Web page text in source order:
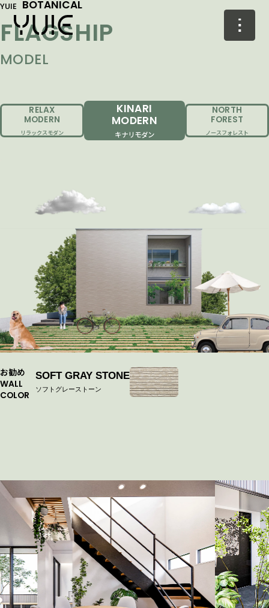
YUIE BOTANICAL
FLAGSHIP
MODEL
RELAX
MODERN
リラックスモダン
KINARI
MODERN
キナリモダン
NORTH
FOREST
ノースフォレスト
お勧め
WALL
COLOR
SOFT GRAY STONE
ソフトグレーストーン